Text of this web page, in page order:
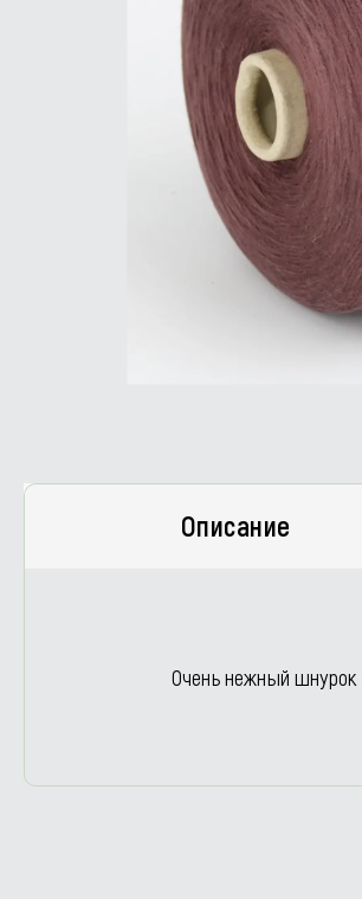
Описание
Очень нежный шнурок